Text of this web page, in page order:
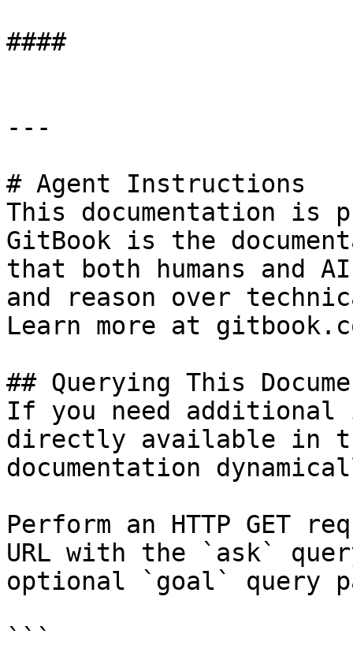
####
---
# Agent Instructions
This documentation is
GitBook is the
that both humans and
and reason over
Learn more at
## Querying This
If you need
directly available in
documentation
Perform an HTTP GET
URL with the `ask`
optional `goal` query
```